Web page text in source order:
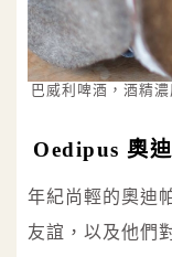
巴威利啤酒，酒精
Oedipus 奧
年紀尚輕的奧迪
友誼，以及他們